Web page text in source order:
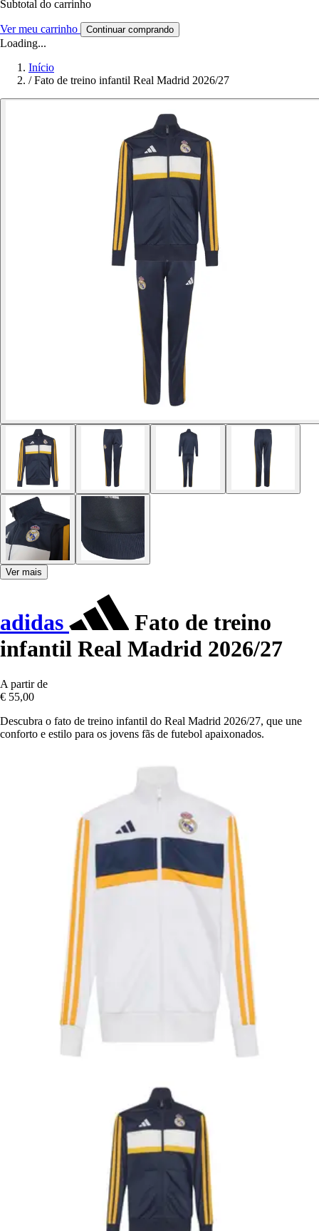
Subtotal do carrinho
Ver meu carrinho Continuar comprando
Loading...
Início
/ Fato de treino infantil Real Madrid 2026/27
Ver mais
adidas
Fato de treino
infantil Real Madrid 2026/27
A partir de
€ 55,00
Descubra o fato de treino infantil do Real Madrid 2026/27, que une
conforto e estilo para os jovens fãs de futebol apaixonados.